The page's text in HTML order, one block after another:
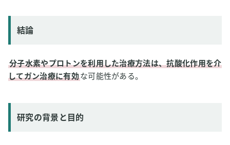
結論
分子水素やプロトンを利用した治療方法は、抗酸化作用を介
してガン治療に有効な可能性がある。
研究の背景と目的